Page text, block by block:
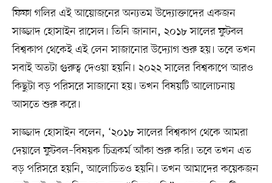
ফিফা গলির এই আয়োজনের অন্যতম উদ্যোক্তাদের একজন
সাজ্জাদ হোসাইন রাসেল। তিনি জানান, ২০১৮ সালের ফুটবল
বিশ্বকাপ থেকেই এই লেন সাজানোর উদ্যোগ শুরু হয়। তবে তখন
সবাই অতটা গুরুত্ব দেওয়া হয়নি। ২০২২ সালের বিশ্বকাপে আরও
কিছুটা বড় পরিসরে সাজানো হয়। তখন বিষয়টি আলোচনায়
আসতে শুরু করে।
সাজ্জাদ হোসাইন বলেন, ‘২০১৮ সালের বিশ্বকাপ থেকে আমরা
দেয়ালে ফুটবল–বিষয়ক চিত্রকর্ম আঁকা শুরু করি। তবে তখন এত
বড় পরিসরে হয়নি, আলোচিতও হয়নি। তখন আমাদের কয়েকজন